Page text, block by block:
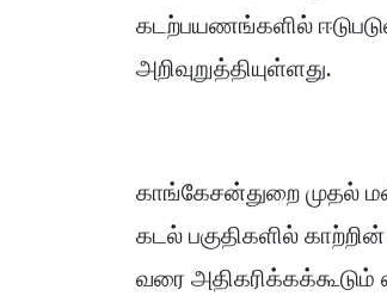
கடற்பயணங்களில்
அறிவுறுத்தியுள்ளது.
காங்கேசன்துறை முதல்
கடல் பகுதிகளில்
வரை